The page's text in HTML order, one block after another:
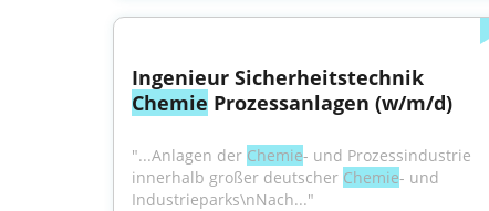
Chemie Prozessanlagen (w/m/d)
"...Anlagen der Chemie- und Prozessindustrie
innerhalb großer deutscher Chemie- und
Industrieparks\nNach..."